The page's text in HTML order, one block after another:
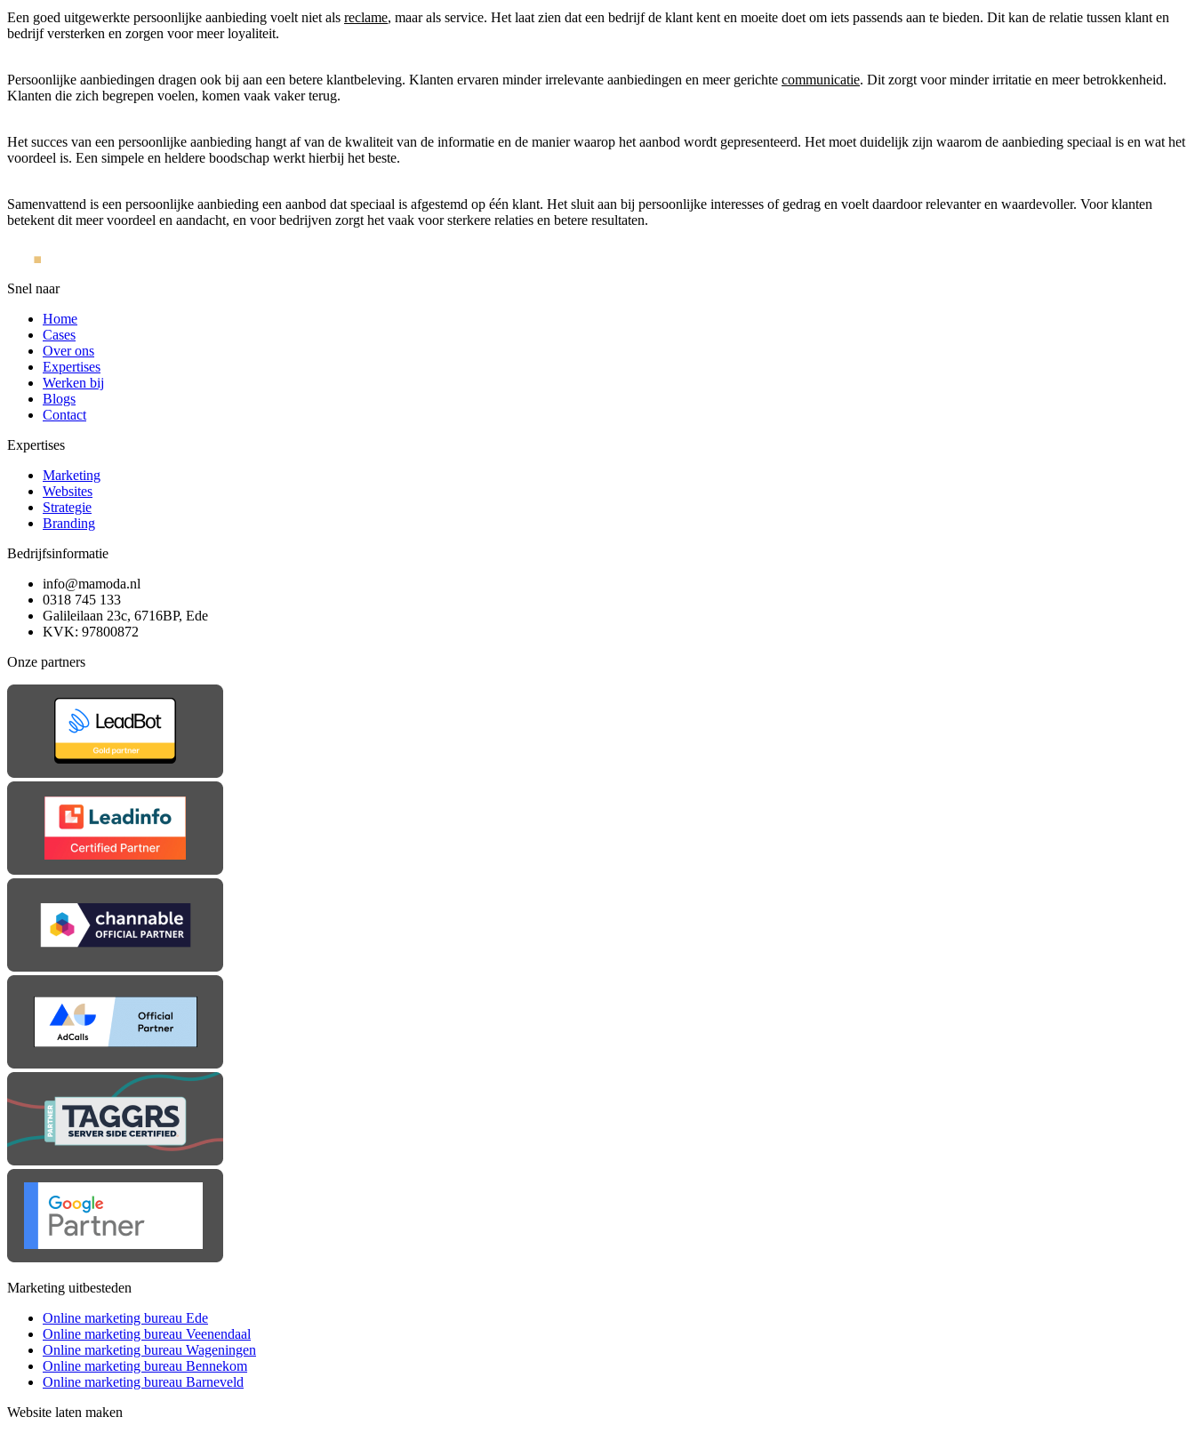
Een goed uitgewerkte persoonlijke aanbieding voelt niet als reclame, maar als service. Het laat zien dat een bedrijf de klant kent en moeite doet om iets passends aan te bieden. Dit kan de relatie tussen klant en
bedrijf versterken en zorgen voor meer loyaliteit.
Persoonlijke aanbiedingen dragen ook bij aan een betere klantbeleving. Klanten ervaren minder irrelevante aanbiedingen en meer gerichte communicatie. Dit zorgt voor minder irritatie en meer betrokkenheid.
Klanten die zich begrepen voelen, komen vaak vaker terug.
Het succes van een persoonlijke aanbieding hangt af van de kwaliteit van de informatie en de manier waarop het aanbod wordt gepresenteerd. Het moet duidelijk zijn waarom de aanbieding speciaal is en wat het
voordeel is. Een simpele en heldere boodschap werkt hierbij het beste.
Samenvattend is een persoonlijke aanbieding een aanbod dat speciaal is afgestemd op één klant. Het sluit aan bij persoonlijke interesses of gedrag en voelt daardoor relevanter en waardevoller. Voor klanten
betekent dit meer voordeel en aandacht, en voor bedrijven zorgt het vaak voor sterkere relaties en betere resultaten.
Snel naar
Home
Cases
Over ons
Expertises
Werken bij
Blogs
Contact
Expertises
Marketing
Websites
Strategie
Branding
Bedrijfsinformatie
info@mamoda.nl
0318 745 133
Galileilaan 23c, 6716BP, Ede
KVK: 97800872
Onze partners
Marketing uitbesteden
Online marketing bureau Ede
Online marketing bureau Veenendaal
Online marketing bureau Wageningen
Online marketing bureau Bennekom
Online marketing bureau Barneveld
Website laten maken